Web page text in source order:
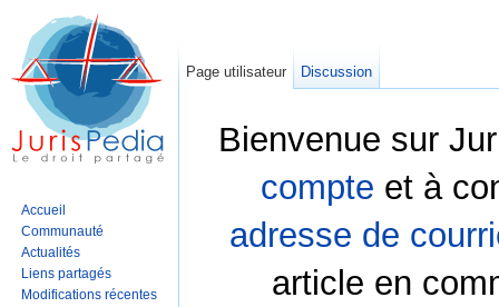
Bienvenue sur
compte et à
adresse de
article en
Page utilisateur Discussion
Accueil
Communauté
Actualités
Liens partagés
Modifications récentes